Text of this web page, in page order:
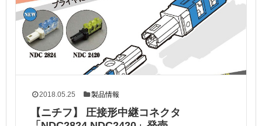
2018.05.25 製品情報
【ニチフ】 圧接形中継コネクタ